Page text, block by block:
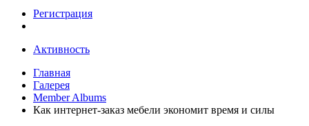
Регистрация
Активность
Главная
Галерея
Member Albums
Как интернет-заказ мебели экономит время и силы